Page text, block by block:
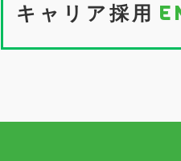
キャリア採用